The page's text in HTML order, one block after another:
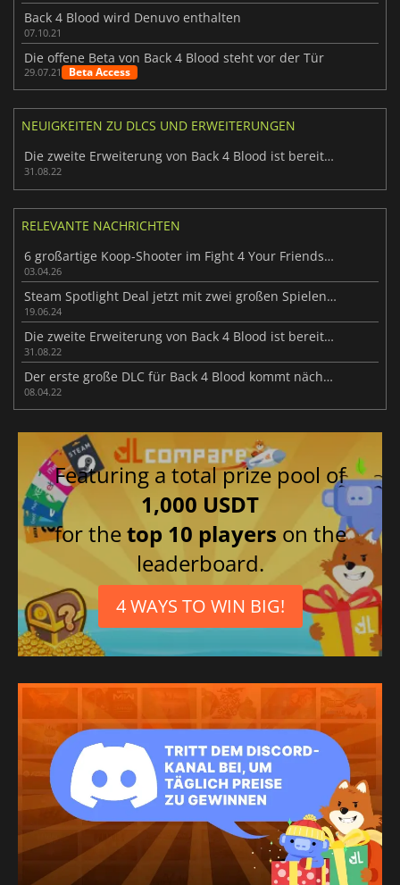
Back 4 Blood wird Denuvo enthalten
07.10.21
Die offene Beta von Back 4 Blood steht vor der Tür
29.07.21 Beta Access
NEUIGKEITEN ZU DLCS UND ERWEITERUNGEN
Die zweite Erweiterung von Back 4 Blood ist bereits verfügbar
31.08.22
RELEVANTE NACHRICHTEN
6 großartige Koop-Shooter im Fight 4 Your Friends Bundle
03.04.26
Steam Spotlight Deal jetzt mit zwei großen Spielen mit massiven Rabatten
19.06.24
Die zweite Erweiterung von Back 4 Blood ist bereits verfügbar
31.08.22
Der erste große DLC für Back 4 Blood kommt nächste Woche
08.04.22
Featuring a total prize pool of
1,000 USDT
for thetop 10 players on the
leaderboard.
4 WAYS TO WIN BIG!